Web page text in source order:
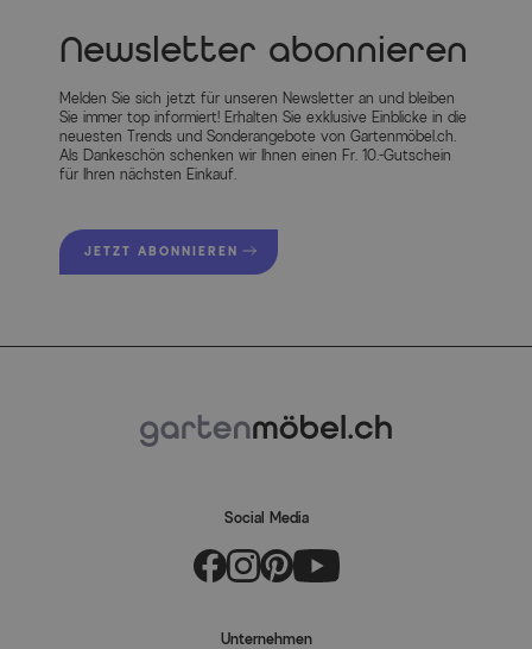
Newsletter abonnieren
Melden Sie sich jetzt für unseren Newsletter an und bleiben
Sie immer top informiert! Erhalten Sie exklusive Einblicke in die
neuesten Trends und Sonderangebote von Gartenmöbel.ch.
Als Dankeschön schenken wir Ihnen einen Fr. 10.-Gutschein
für Ihren nächsten Einkauf.
JETZT ABONNIEREN
Social Media
Unternehmen